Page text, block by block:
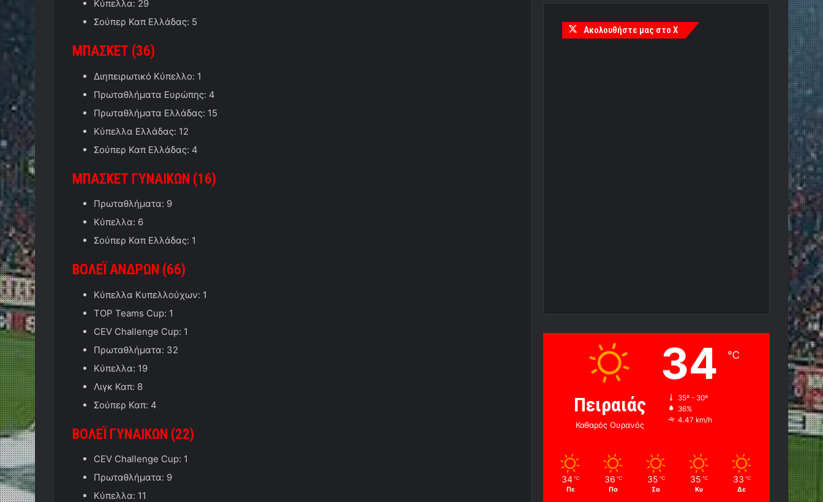
Κύπελλα: 29
Σούπερ Καπ Ελλάδας: 5
ΜΠΑΣΚΕΤ (36)
Διηπειρωτικό Κύπελλο: 1
Πρωταθλήματα Ευρώπης: 4
Πρωταθλήματα Ελλάδας: 15
Κύπελλα Ελλάδας: 12
Σούπερ Καπ Ελλάδας: 4
ΜΠΑΣΚΕΤ ΓΥΝΑΙΚΩΝ (16)
Πρωταθλήματα: 9
Κύπελλα: 6
Σούπερ Καπ Ελλάδας: 1
ΒΟΛΕΪ ΑΝΔΡΩΝ (66)
Κύπελλα Κυπελλούχων: 1
TOP Teams Cup: 1
CEV Challenge Cup: 1
Πρωταθλήματα: 32
Κύπελλα: 19
Λιγκ Καπ: 8
Σούπερ Καπ: 4
ΒΟΛΕΪ ΓΥΝΑΙΚΩΝ (22)
CEV Challenge Cup: 1
Πρωταθλήματα: 9
Κύπελλα: 11
Ακολουθήστε μας στο X
Πειραιάς
Καθαρός Ουρανός
34 ℃
35º - 30º
36%
4.47 km/h
34 ℃
Πε
36 ℃
Πα
35 ℃
Σα
35 ℃
Κυ
33 ℃
Δε